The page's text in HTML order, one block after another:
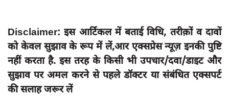
Disclaimer: इस आर्टिकल में बताई विधि, तरीक़ों व दावों
को केवल सुझाव के रूप में लें,आर एक्सप्रेस न्यूज़ इनकी पुष्टि
नहीं करता है. इस तरह के किसी भी उपचार/दवा/डाइट और
सुझाव पर अमल करने से पहले डॉक्टर या संबंधित एक्सपर्ट
की सलाह जरूर लें